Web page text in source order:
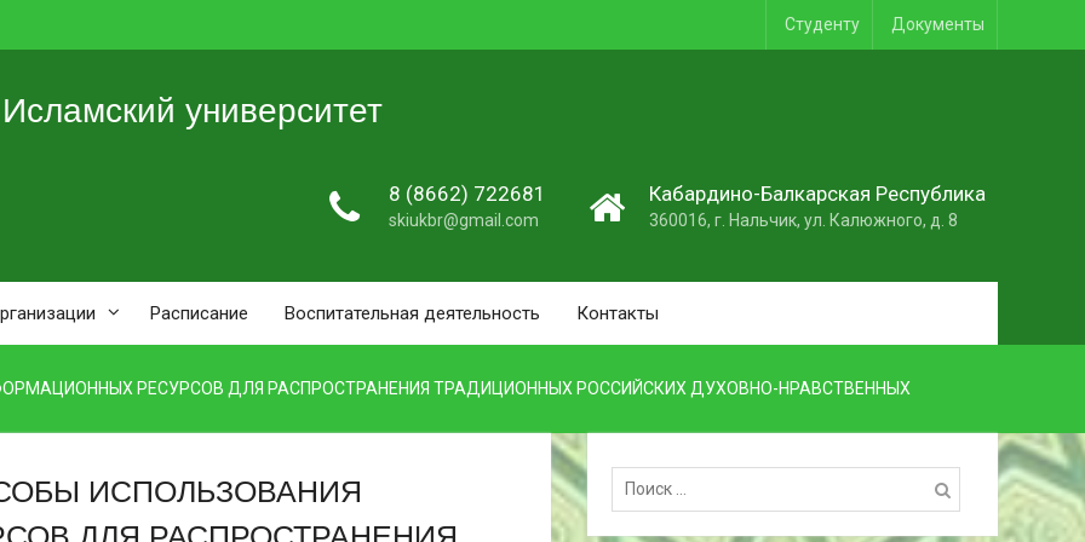
Студенту Документы
университет
8 (8662) 722681
skiukbr@gmail.com
Кабардино-Балкарская Республика
360016, г. Нальчик, ул. Калюжного, д. 8
Расписание Воспитательная деятельность Контакты
РЕСУРСОВ ДЛЯ РАСПРОСТРАНЕНИЯ ТРАДИЦИОННЫХ РОССИЙСКИХ ДУХОВНО-НРАВСТВЕННЫХ
ИСПОЛЬЗОВАНИЯ
Поиск: